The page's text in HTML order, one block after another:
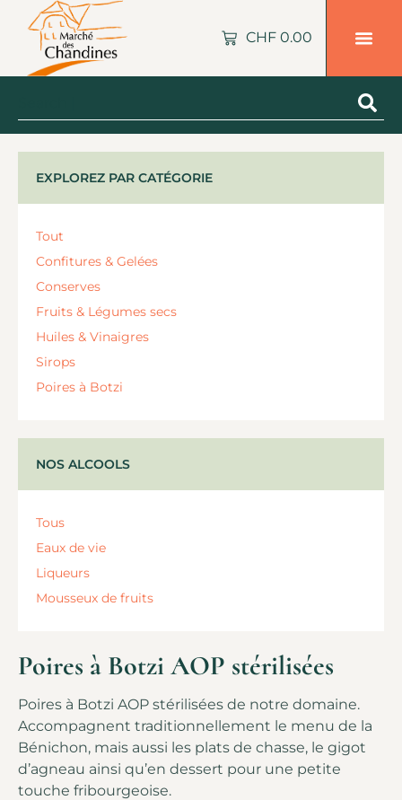
CHF0.00
EXPLOREZ PAR CATÉGORIE
Tout
Confitures & Gelées
Conserves
Fruits & Légumes secs
Huiles & Vinaigres
Sirops
Poires à Botzi
NOS ALCOOLS
Tous
Eaux de vie
Liqueurs
Mousseux de fruits
Poires à Botzi AOP stérilisées
Poires à Botzi AOP stérilisées de notre domaine.
Accompagnent traditionnellement le menu de la
Bénichon, mais aussi les plats de chasse, le gigot
d’agneau ainsi qu’en dessert pour une petite
touche fribourgeoise.